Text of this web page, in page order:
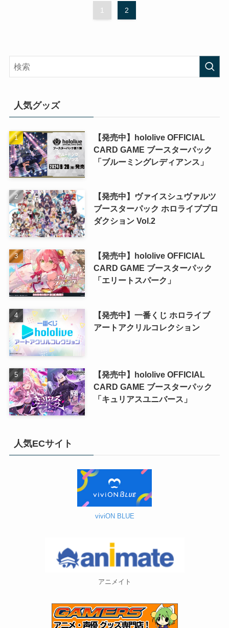
1 2
人気グッズ
【発売中】hololive OFFICIAL
CARD GAME ブースターパック
「ブルーミングレディアンス」
【発売中】ヴァイスシュヴァルツ
ブースターパック ホロライブプロ
ダクション Vol.2
【発売中】hololive OFFICIAL
CARD GAME ブースターパック
「エリートスパーク」
【発売中】一番くじ ホロライブ
アートアクリルコレクション
【発売中】hololive OFFICIAL
CARD GAME ブースターパック
「キュリアスユニバース」
人気ECサイト
viviON BLUE
アニメイト